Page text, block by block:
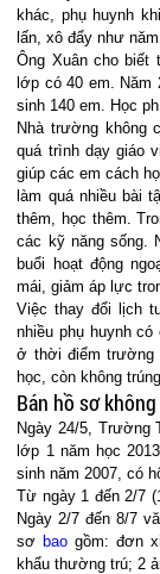
khác, phụ huynh
lấn, xô đẩy như
Ông Xuân cho biết
lớp có 40 em.
sinh 140 em. Học
Nhà trường không
quá trình dạy giáo
giúp các em cách
làm quá nhiều bài
thêm, học thêm.
các kỹ năng sống.
buổi hoạt động
mái, giảm áp lực
Việc thay đổi lịch
nhiều phụ huynh
ở thời điểm trường
học, còn không
Bán hồ sơ
Ngày 24/5, Trường
lớp 1 năm học
sinh năm 2007, có
Từ ngày 1 đến 2/7
Ngày 2/7 đến 8/7
sơ bao gồm: đơn
khẩu thường trú; 2